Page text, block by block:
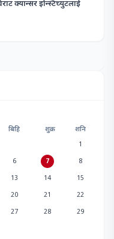
बिहि शुक्र
शनि
1
6 7
8
13 14
15
20 21
22
27 28
29